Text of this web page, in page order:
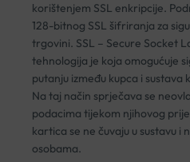
korištenjem SSL enkripcije.
128-bitnog SSL šifriranja za
trgovini. SSL – Secure Socket
tehnologija je koja omogućuje
putanju između kupca i
Na taj način sprječava se
podacima tijekom njihovog
kartica se ne čuvaju u sustavu i
osobama.